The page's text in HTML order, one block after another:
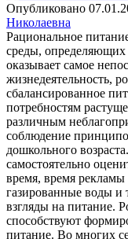
Опубликовано
Николаевна
Рациональное
среды, определяющих
оказывает самое
жизнедеятельность,
сбалансированное
потребностям
различным
соблюдение
дошкольного
самостоятельно
время, время
газированные воды и
взгляды на питание.
способствуют
питание. Во многих